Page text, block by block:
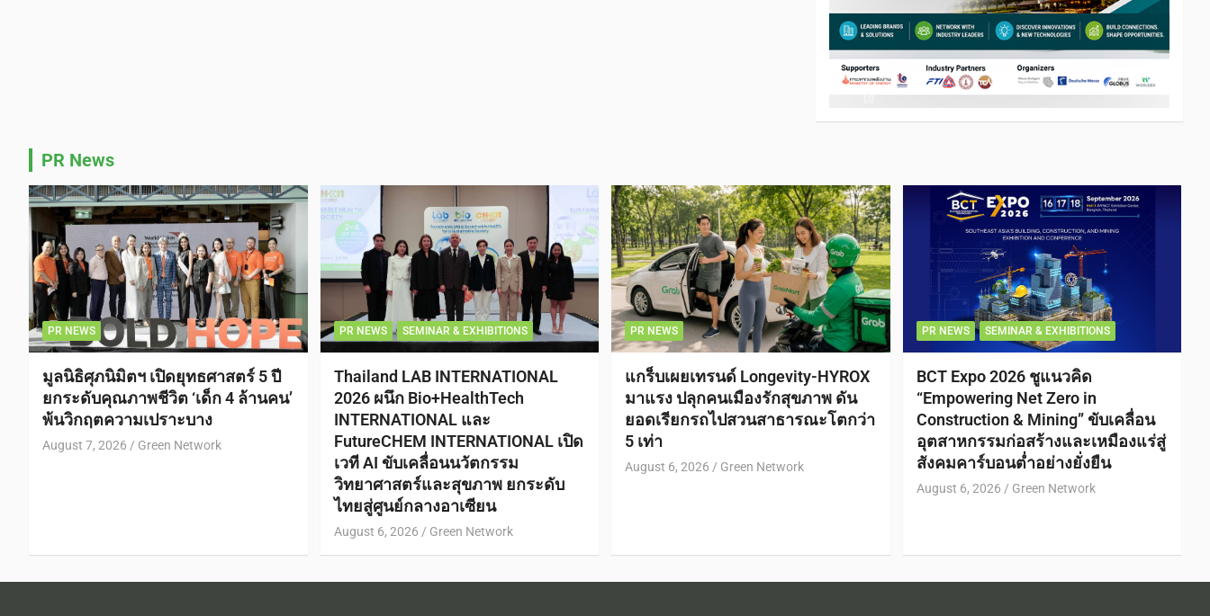
PR NEWS
มูลนิธิศุภนิมิตฯ เปิดยุทธศาสตร์ 5 ปี
ยกระดับคุณภาพชีวิต ‘เด็ก 4 ล้านคน’
พ้นวิกฤตความเปราะบาง
August 7, 2026 Green Network
PR NEWS SEMINAR & EXHIBITIONS
Thailand LAB INTERNATIONAL
2026 ผนึก Bio+HealthTech
INTERNATIONAL และ
FutureCHEM INTERNATIONAL เปิด
เวที AI ขับเคลื่อนนวัตกรรม
วิทยาศาสตร์และสุขภาพ ยกระดับ
ไทยสู่ศูนย์กลางอาเซียน
August 6, 2026 Green Network
PR NEWS
แกร็บเผยเทรนด์ Longevity-HYROX
มาแรง ปลุกคนเมืองรักสุขภาพ ดัน
ยอดเรียกรถไปสวนสาธารณะโตกว่า
5 เท่า
August 6, 2026
PR NEWS SEMINAR & EXHIBITIONS
BCT Expo 2026 ชูแนวคิด
“Empowering Net Zero in
Construction & Mining” ขับเคลื่อน
อุตสาหกรรมก่อสร้างและเหมืองแร่สู่
สังคมคาร์บอนต่ำอย่างยั่งยืน
August 6, 2026 Green Network